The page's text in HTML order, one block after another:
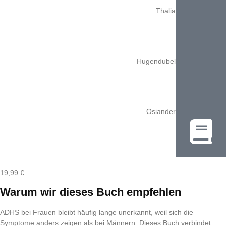
Thalia
Hugendubel
Osiander
19,99 €
Warum wir dieses Buch empfehlen
ADHS bei Frauen bleibt häufig lange unerkannt, weil sich die
Symptome anders zeigen als bei Männern. Dieses Buch verbindet